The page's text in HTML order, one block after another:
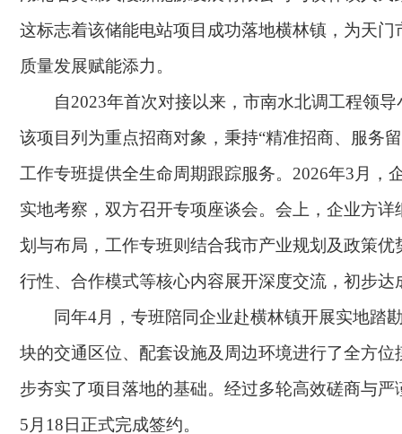
这标志着该储能电站项目成功落地横林镇，为天门
质量发展赋能添力。
自2023年首次对接以来，市南水北调工程领
该项目列为重点招商对象，秉持“精准招商、服务
工作专班提供全生命周期跟踪服务。2026年3月，
实地考察，双方召开专项座谈会。会上，企业方详
划与布局，工作专班则结合我市产业规划及政策优
行性、合作模式等核心内容展开深度交流，初步达
同年4月，专班陪同企业赴横林镇开展实地踏
块的交通区位、配套设施及周边环境进行了全方位
步夯实了项目落地的基础。经过多轮高效磋商与严
5月18日正式完成签约。